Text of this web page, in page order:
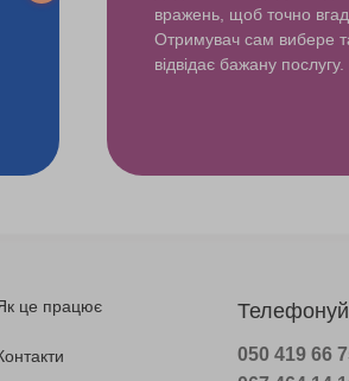
вражень, щоб точно
Отримувач сам вибере
відвідає бажану послугу.
це працює
050 419 66